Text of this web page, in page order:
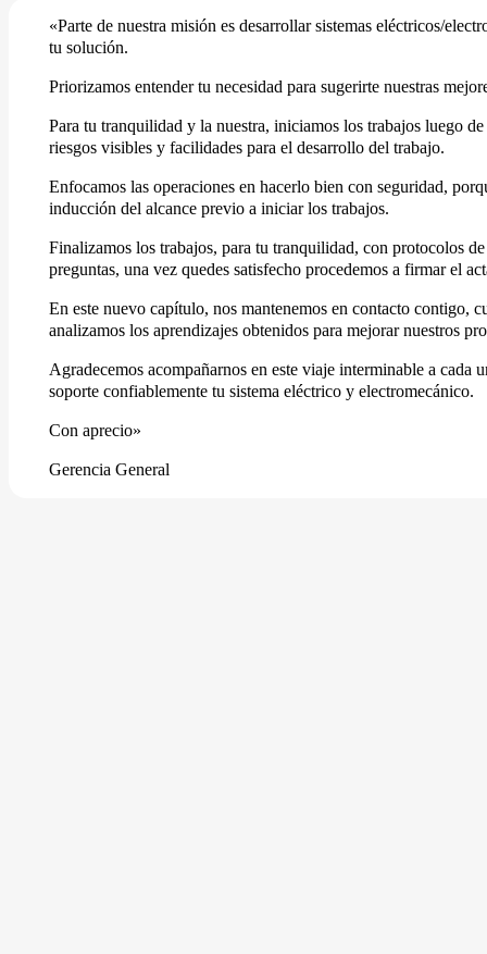
«Parte de nuestra misión es desarrollar sistemas eléctricos/
tu solución.
Priorizamos entender tu necesidad para sugerirte nuestras
Para tu tranquilidad y la nuestra, iniciamos los trabajos luego
riesgos visibles y facilidades para el desarrollo del trabajo.
Enfocamos las operaciones en hacerlo bien con seguridad,
inducción del alcance previo a iniciar los trabajos.
Finalizamos los trabajos, para tu tranquilidad, con protocolos
preguntas, una vez quedes satisfecho procedemos a firmar el
En este nuevo capítulo, nos mantenemos en contacto contigo,
analizamos los aprendizajes obtenidos para mejorar nuestros
Agradecemos acompañarnos en este viaje interminable a cada
soporte confiablemente tu sistema eléctrico y electromecánico.
Con aprecio»
Gerencia General